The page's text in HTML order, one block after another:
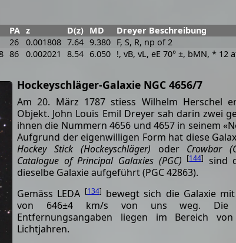
PA z D(z) MD Dreyer Beschreibung
26 0.001808 7.64 9.380 F, S, R, np of 2
86 0.002021 8.54 6.050 !, vB, vL, eE 70° ±, bMN, * 12
Hockeyschläger-Galaxie NGC 4656/7
Am 20. März 1787 stiess Wilhelm Herschel
Objekt. John Louis Emil Dreyer sah darin zwei
ihnen die Nummern 4656 und 4657 in seinem
Aufgrund der eigenwilligen Form hat diese
Hockey Stick (Hockeyschläger) oder Crowbar
Catalogue of Principal Galaxies (PGC) [144] sind
dieselbe Galaxie aufgeführt (PGC 42863).
Gemäss LEDA [134] bewegt sich die Galaxie
von 646±4 km/s von uns weg. Die
Entfernungsangaben liegen im Bereich
Lichtjahren.